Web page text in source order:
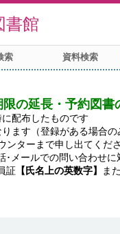
書館
索 資料検索
の延長・予約図書
配布したものです
ます（登録がある場合の
ンターまで申し出てくだ
･メールでの問い合わせに
証 【氏名上の英数字】 ま